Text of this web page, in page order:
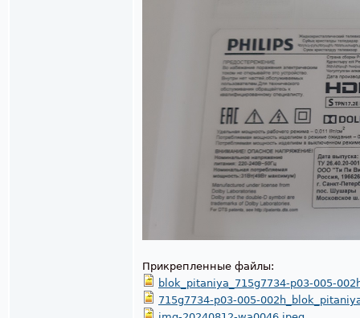
Прикрепленные файлы:
blok_pitaniya_715g7734-p03-005-
715g7734-p03-005-